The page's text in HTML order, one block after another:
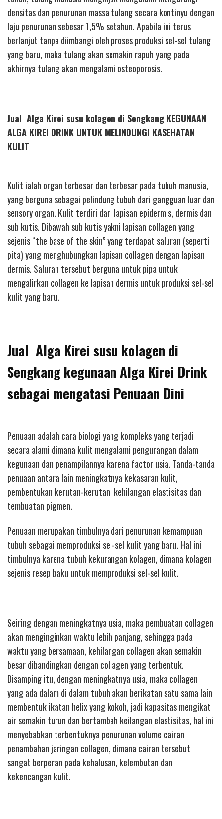
densitas dan penurunan massa tulang secara kontinyu dengan
laju penurunan sebesar 1,5% setahun. Apabila ini terus
berlanjut tanpa diimbangi oleh proses produksi sel-sel tulang
yang baru, maka tulang akan semakin rapuh yang pada
akhirnya tulang akan mengalami osteoporosis.
Jual Alga Kirei susu kolagen di Sengkang KEGUNAAN
ALGA KIREI DRINK UNTUK MELINDUNGI KASEHATAN
KULIT
Kulit ialah organ terbesar dan terbesar pada tubuh manusia,
yang berguna sebagai pelindung tubuh dari gangguan luar dan
sensory organ. Kulit terdiri dari lapisan epidermis, dermis dan
sub kutis. Dibawah sub kutis yakni lapisan collagen yang
sejenis “the base of the skin” yang terdapat saluran (seperti
pita) yang menghubungkan lapisan collagen dengan lapisan
dermis. Saluran tersebut berguna untuk pipa untuk
mengalirkan collagen ke lapisan dermis untuk produksi sel-sel
kulit yang baru.
Jual Alga Kirei susu kolagen di
Sengkang kegunaan Alga Kirei Drink
sebagai mengatasi Penuaan Dini
Penuaan adalah cara biologi yang kompleks yang terjadi
secara alami dimana kulit mengalami pengurangan dalam
kegunaan dan penampilannya karena factor usia. Tanda-tanda
penuaan antara lain meningkatnya kekasaran kulit,
pembentukan kerutan-kerutan, kehilangan elastisitas dan
tembuatan pigmen.
Penuaan merupakan timbulnya dari penurunan kemampuan
tubuh sebagai memproduksi sel-sel kulit yang baru. Hal ini
timbulnya karena tubuh kekurangan kolagen, dimana kolagen
sejenis resep baku untuk memproduksi sel-sel kulit.
Seiring dengan meningkatnya usia, maka pembuatan collagen
akan menginginkan waktu lebih panjang, sehingga pada
waktu yang bersamaan, kehilangan collagen akan semakin
besar dibandingkan dengan collagen yang terbentuk.
Disamping itu, dengan meningkatnya usia, maka collagen
yang ada dalam di dalam tubuh akan berikatan satu sama lain
membentuk ikatan helix yang kokoh, jadi kapasitas mengikat
air semakin turun dan bertambah keilangan elastisitas, hal ini
menyebabkan terbentuknya penurunan volume cairan
penambahan jaringan collagen, dimana cairan tersebut
sangat berperan pada kehalusan, kelembutan dan
kekencangan kulit.